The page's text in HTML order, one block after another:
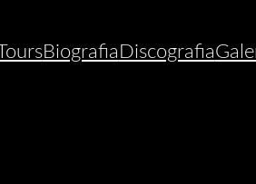
Biografia Discografia